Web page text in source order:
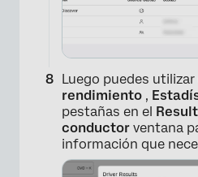
Luego puedes utilizar
rendimiento ,
pestañas en el
conductor ventana
información que